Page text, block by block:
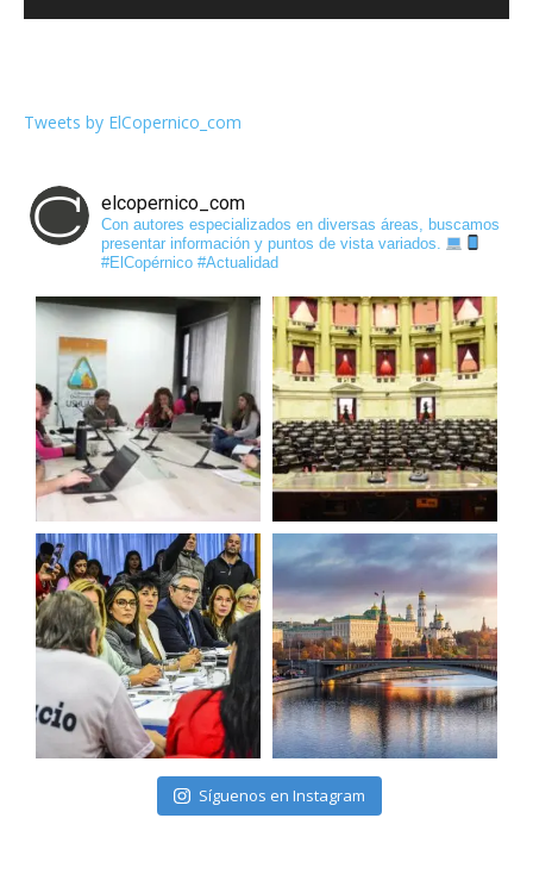
Tweets by ElCopernico_com
elcopernico_com
Con autores especializados en diversas áreas, buscamos
presentar información y puntos de vista variados.
#ElCopérnico #Actualidad
Síguenos en Instagram